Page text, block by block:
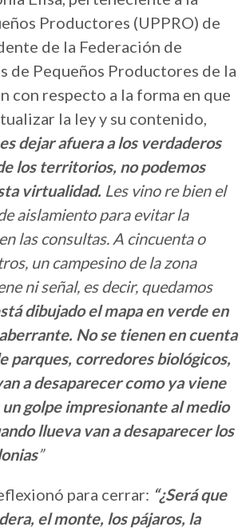
Productores (UPPRO) de
de la Federación de
de Pequeños Productores de la
con respecto a la forma en que
la ley y su contenido,
dejar afuera a los verdaderos
los territorios, no podemos
virtualidad. Les vino re bien el
aislamiento para evitar la
las consultas. A cincuenta o
un campesino de la zona
ni señal, es decir, quedamos
dibujado el mapa en verde en
No se tienen en cuenta
parques, corredores biológicos,
a desaparecer como ya viene
golpe impresionante al medio
llueva van a desaparecer los
”
para cerrar: “¿Será que
el monte, los pájaros, la